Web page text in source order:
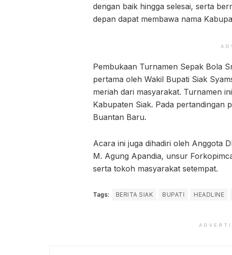
dengan baik hingga selesai, serta
depan dapat membawa nama
Pembukaan Turnamen Sepak Bola
pertama oleh Wakil Bupati Siak
meriah dari masyarakat. Turnamen
Kabupaten Siak. Pada pertandingan
Buantan Baru.
Acara ini juga dihadiri oleh Anggota
M. Agung Apandia, unsur
serta tokoh masyarakat setempat.
Tags: BERITA SIAK BUPATI HEADLINE